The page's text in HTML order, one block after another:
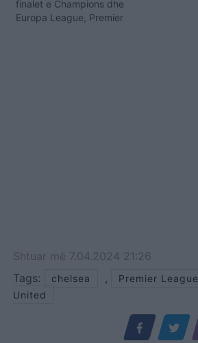
finalet e Champions dhe
Europa League, Premier
Shtuar më 7.04.2024 21:26
Tags:
chelsea , Premier League
United